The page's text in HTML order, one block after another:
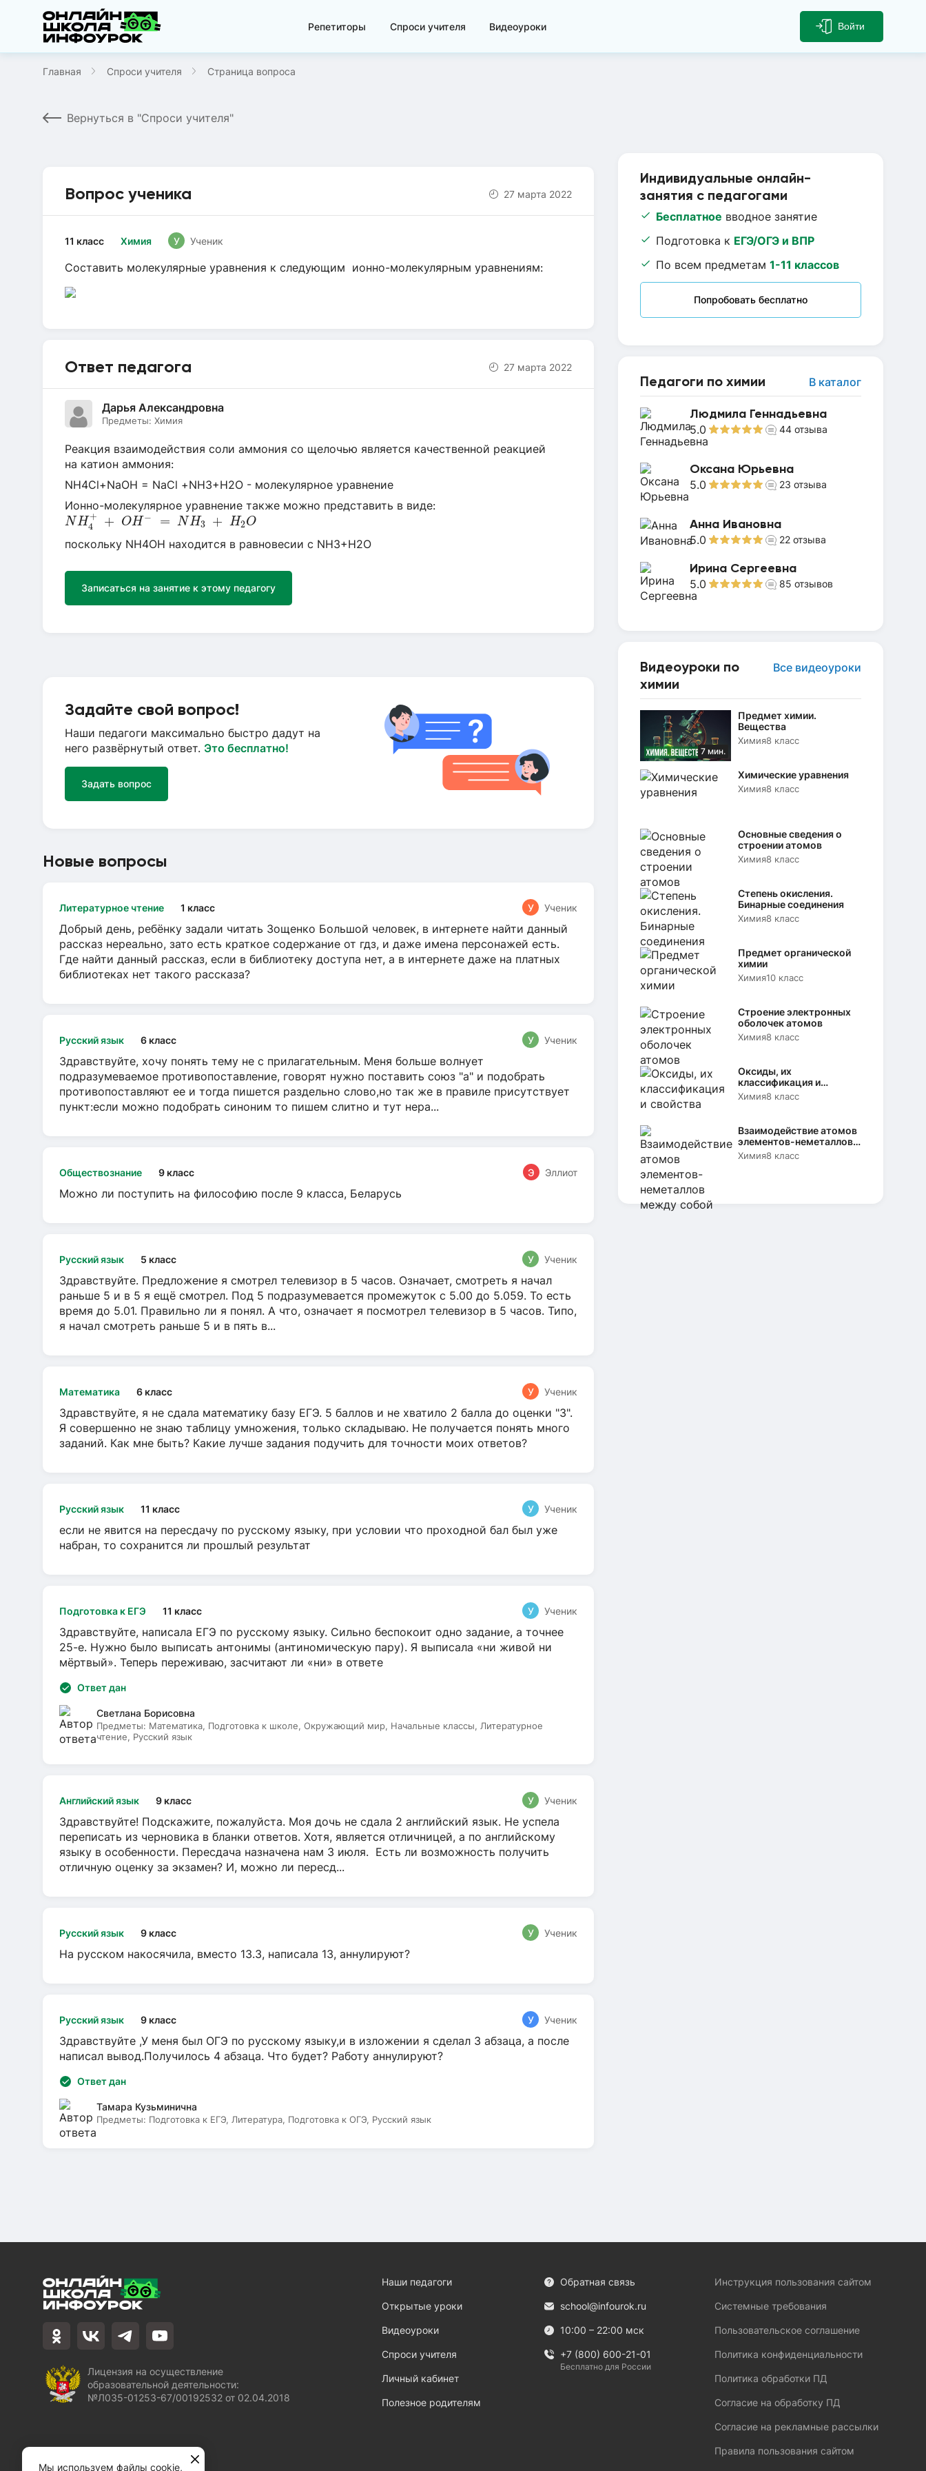
Репетиторы Спроси учителя Видеоуроки Войти
Главная Спроси учителя Страница вопроса
Вернуться в "Спроси учителя"
Индивидуальные онлайн-
занятия с педагогами
Бесплатное вводное занятие
Подготовка к ЕГЭ/ОГЭ и ВПР
По всем предметам 1-11 классов
Попробовать бесплатно
Педагоги по химии В каталог
Людмила Геннадьевна
5.0 44 отзыва
Оксана Юрьевна
5.0 23 отзыва
Анна Ивановна
5.0 22 отзыва
Ирина Сергеевна
5.0 85 отзывов
Видеоуроки по
химии
Все видеоуроки
7 мин.
Предмет химии.
Вещества
Химия8 класс
Химические уравнения
Химия8 класс
Основные сведения о
строении атомов
Химия8 класс
Степень окисления.
Бинарные соединения
Химия8 класс
Предмет органической
химии
Химия10 класс
Строение электронных
оболочек атомов
Химия8 класс
Оксиды, их
классификация и
свойства
Химия8 класс
Взаимодействие атомов
элементов-неметаллов
между собой
Химия8 класс
Вопрос ученика 27 марта 2022
Химия
11 класс У Ученик
Составить молекулярные уравнения к следующим ионно-молекулярным уравнениям:
Ответ педагога 27 марта 2022
Дарья Александровна
Предметы: Химия
Реакция взаимодействия соли аммония со щелочью является качественной реакцией
на катион аммония:
NH4Cl+NaOH = NaCl +NH3+H2O - молекулярное уравнение
Ионно-молекулярное уравнение также можно представить в виде:
NH +
4
+ OH − = NH3 + H2O
NH4+ + OH− = NH3 + H2O
поскольку NH4OH находится в равновесии с NH3+H2O
Записаться на занятие к этому педагогу
Задайте свой вопрос!
Наши педагоги максимально быстро дадут на
него развёрнутый ответ. Это бесплатно!
Задать вопрос
Новые вопросы
Литературное чтение 1 класс У Ученик
Добрый день, ребёнку задали читать Зощенко Большой человек, в интернете найти данный
рассказ нереально, зато есть краткое содержание от гдз, и даже имена персонажей есть.
Где найти данный рассказ, если в библиотеку доступа нет, а в интернете даже на платных
библиотеках нет такого рассказа?
Русский язык 6 класс У Ученик
Здравствуйте, хочу понять тему не с прилагательным. Меня больше волнует
подразумеваемое противопоставление, говорят нужно поставить союз "а" и подобрать
противопоставляют ее и тогда пишется раздельно слово,но так же в правиле присутствует
пункт:если можно подобрать синоним то пишем слитно и тут нера...
Обществознание 9 класс Э Эллиот
Можно ли поступить на философию после 9 класса, Беларусь
Русский язык 5 класс У Ученик
Здравствуйте. Предложение я смотрел телевизор в 5 часов. Означает, смотреть я начал
раньше 5 и в 5 я ещё смотрел. Под 5 подразумевается промежуток с 5.00 до 5.059. То есть
время до 5.01. Правильно ли я понял. А что, означает я посмотрел телевизор в 5 часов. Типо,
я начал смотреть раньше 5 и в пять в...
Математика 6 класс У Ученик
Здравствуйте, я не сдала математику базу ЕГЭ. 5 баллов и не хватило 2 балла до оценки "3".
Я совершенно не знаю таблицу умножения, только складываю. Не получается понять много
заданий. Как мне быть? Какие лучше задания подучить для точности моих ответов?
Русский язык 11 класс У Ученик
если не явится на пересдачу по русскому языку, при условии что проходной бал был уже
набран, то сохранится ли прошлый результат
Подготовка к ЕГЭ 11 класс У Ученик
Здравствуйте, написала ЕГЭ по русскому языку. Сильно беспокоит одно задание, а точнее
25-е. Нужно было выписать антонимы (антиномическую пару). Я выписала «ни живой ни
мёртвый». Теперь переживаю, засчитают ли «ни» в ответе
Ответ дан
Светлана Борисовна
Предметы: Математика, Подготовка к школе, Окружающий мир, Начальные классы, Литературное
чтение, Русский язык
Английский язык 9 класс У Ученик
Здравствуйте! Подскажите, пожалуйста. Моя дочь не сдала 2 английский язык. Не успела
переписать из черновика в бланки ответов. Хотя, является отличницей, а по английскому
языку в особенности. Пересдача назначена нам 3 июля. Есть ли возможность получить
отличную оценку за экзамен? И, можно ли пересд...
Русский язык 9 класс У Ученик
На русском накосячила, вместо 13.3, написала 13, аннулируют?
Русский язык 9 класс У Ученик
Здравствуйте ,У меня был ОГЭ по русскому языку,и в изложении я сделал 3 абзаца, а после
написал вывод.Получилось 4 абзаца. Что будет? Работу аннулируют?
Ответ дан
Тамара Кузьминична
Предметы: Подготовка к ЕГЭ, Литература, Подготовка к ОГЭ, Русский язык
Лицензия на осуществление
образовательной деятельности:
№Л035-01253-67/00192532 от 02.04.2018
Наши педагоги
Открытые уроки
Видеоуроки
Спроси учителя
Личный кабинет
Полезное родителям
Обратная связь
school@infourok.ru
10:00 – 22:00 мск
+7 (800) 600-21-01
Бесплатно для России
Инструкция пользования сайтом
Системные требования
Пользовательское соглашение
Политика конфиденциальности
Политика обработки ПД
Согласие на обработку ПД
Согласие на рекламные рассылки
Правила пользования сайтом
Мы используем файлы cookie,